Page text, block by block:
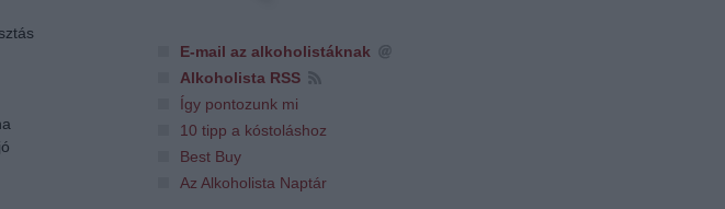
E-mail az alkoholistáknak
Alkoholista RSS
Így pontozunk mi
10 tipp a kóstoláshoz
Best Buy
Az Alkoholista Naptár